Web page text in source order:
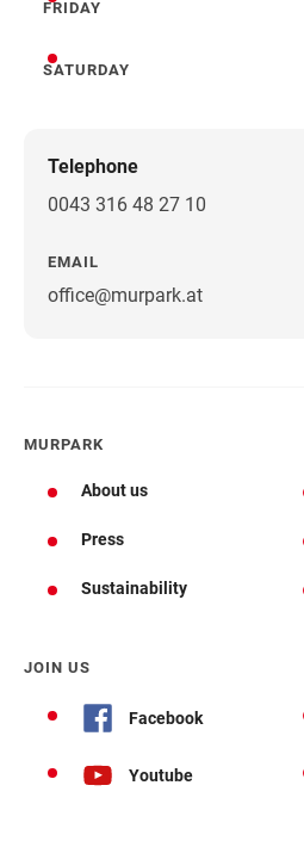
Friday
FRIDAY
Saturday
SATURDAY
Telephone
0043 316 48 27 10
EMAIL
office@murpark.at
MURPARK
About us
Press
Sustainability
JOIN US
Facebook
Youtube